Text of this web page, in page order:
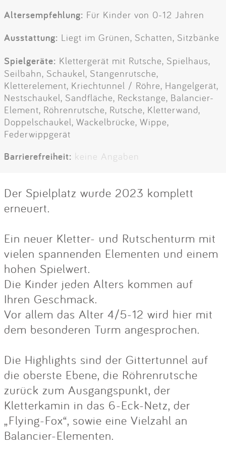
Altersempfehlung: Für Kinder von 0-12 Jahren
Ausstattung: Liegt im Grünen, Schatten, Sitzbänke
Spielgeräte: Klettergerät mit Rutsche, Spielhaus,
Seilbahn, Schaukel, Stangenrutsche,
Kletterelement, Kriechtunnel / Röhre, Hangelgerät,
Nestschaukel, Sandfläche, Reckstange, Balancier-
Element, Röhrenrutsche, Rutsche, Kletterwand,
Doppelschaukel, Wackelbrücke, Wippe,
Federwippgerät
Barrierefreiheit: keine Angaben
Der Spielplatz wurde 2023 komplett
erneuert.
Ein neuer Kletter- und Rutschenturm mit
vielen spannenden Elementen und einem
hohen Spielwert.
Die Kinder jeden Alters kommen auf
Ihren Geschmack.
Vor allem das Alter 4/5-12 wird hier mit
dem besonderen Turm angesprochen.
Die Highlights sind der Gittertunnel auf
die oberste Ebene, die Röhrenrutsche
zurück zum Ausgangspunkt, der
Kletterkamin in das 6-Eck-Netz, der
„Flying-Fox“, sowie eine Vielzahl an
Balancier-Elementen.